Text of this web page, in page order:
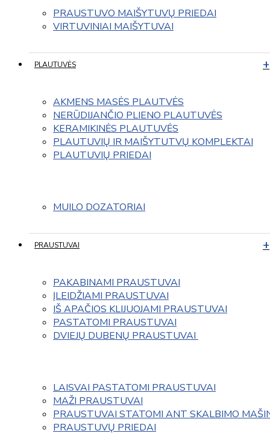
PRAUSTUVO MAIŠYTUVŲ PRIEDAI
VIRTUVINIAI MAIŠYTUVAI
PLAUTUVĖS
AKMENS MASĖS PLAUTVĖS
NERŪDIJANČIO PLIENO PLAUTUVĖS
KERAMIKINĖS PLAUTUVĖS
PLAUTUVIŲ IR MAIŠYTUTVŲ KOMPLEKTAI
PLAUTUVIŲ PRIEDAI
MUILO DOZATORIAI
PRAUSTUVAI
PAKABINAMI PRAUSTUVAI
ĮLEIDŽIAMI PRAUSTUVAI
IŠ APAČIOS KLIJUOJAMI PRAUSTUVAI
PASTATOMI PRAUSTUVAI
DVIEJŲ DUBENŲ PRAUSTUVAI
LAISVAI PASTATOMI PRAUSTUVAI
MAŽI PRAUSTUVAI
PRAUSTUVAI STATOMI ANT SKALBIMO
PRAUSTUVŲ PRIEDAI